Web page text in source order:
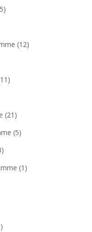
(12)
(21)
(5)
(1)